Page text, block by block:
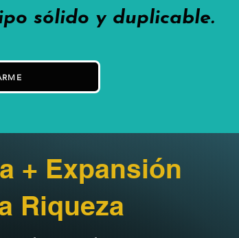
sólido y duplicable.
+ Expansión
Riqueza